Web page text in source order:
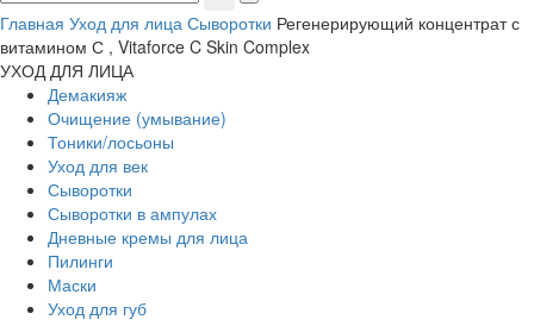
Главная Уход для лица Сыворотки Регенерирующий концентрат с
витамином С , Vitaforce C Skin Complex
УХОД ДЛЯ ЛИЦА
Демакияж
Очищение (умывание)
Тоники/лосьоны
Уход для век
Сыворотки
Сыворотки в ампулах
Дневные кремы для лица
Пилинги
Маски
Уход для губ